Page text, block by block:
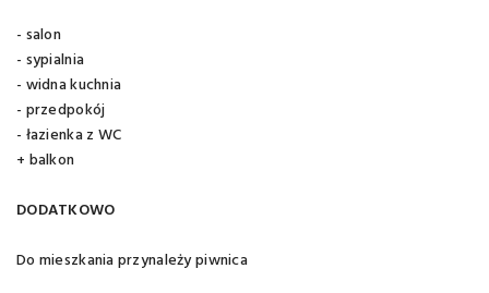
- salon
- sypialnia
- widna kuchnia
- przedpokój
- łazienka z WC
+ balkon
DODATKOWO
Do mieszkania przynależy piwnica